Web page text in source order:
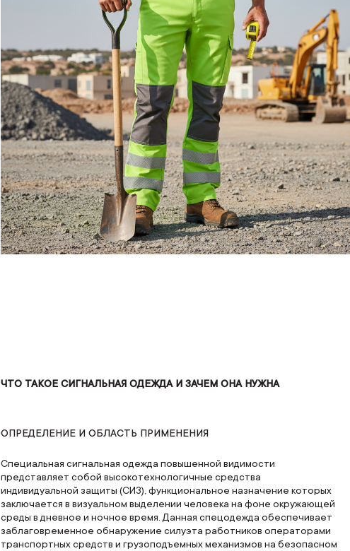
ЧТО ТАКОЕ СИГНАЛЬНАЯ ОДЕЖДА И ЗАЧЕМ ОНА НУЖНА
ОПРЕДЕЛЕНИЕ И ОБЛАСТЬ ПРИМЕНЕНИЯ
Специальная сигнальная одежда повышенной видимости
представляет собой высокотехнологичные средства
индивидуальной защиты (СИЗ), функциональное назначение которых
заключается в визуальном выделении человека на фоне окружающей
среды в дневное и ночное время. Данная спецодежда обеспечивает
заблаговременное обнаружение силуэта работников операторами
транспортных средств и грузоподъемных механизмов на безопасном